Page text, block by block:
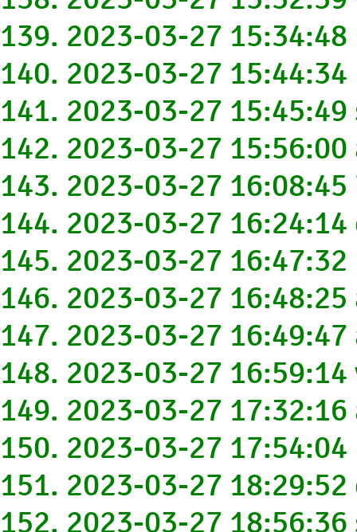
139. 2023-03-27
140. 2023-03-27
141. 2023-03-27
142. 2023-03-27
143. 2023-03-27
144. 2023-03-27
145. 2023-03-27
146. 2023-03-27
147. 2023-03-27
148. 2023-03-27
149. 2023-03-27
150. 2023-03-27
151. 2023-03-27
152. 2023-03-27